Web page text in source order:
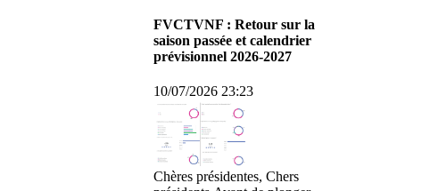
FVCTVNF : Retour sur la
saison passée et calendrier
prévisionnel 2026-2027
10/07/2026 23:23
Chères présidentes, Chers